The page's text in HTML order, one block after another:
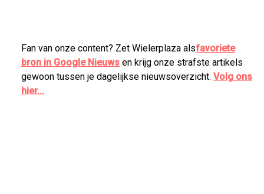
Fan van onze content? Zet Wielerplaza alsfavoriete
bron in Google Nieuws en krijg onze strafste artikels
gewoon tussen je dagelijkse nieuwsoverzicht. Volg ons
hier...